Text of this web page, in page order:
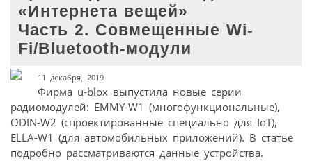
«Интернета вещей»
Часть 2. Совмещенные Wi-
Fi/Bluetooth-модули
11 декабря, 2019
Фирма u-blox выпустила новые серии
радиомодулей: EMMY-W1 (многофункциональные),
ODIN-W2 (спроектированные специально для IoT),
ELLA-W1 (для автомобильных приложений). В статье
подробно рассматриваются данные устройства.